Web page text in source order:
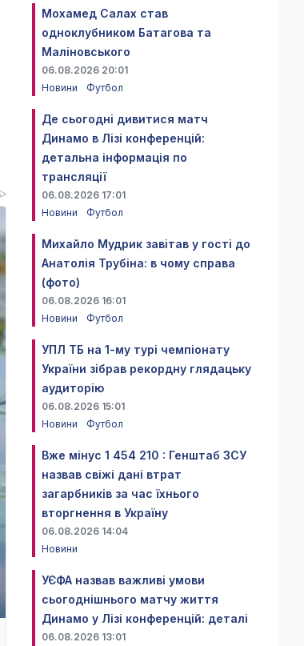
Мохамед Салах став
одноклубником Батагова та
Маліновського
06.08.2026 20:01
Новини
Футбол
Де сьогодні дивитися матч
Динамо в Лізі конференцій:
детальна інформація по
трансляції
06.08.2026 17:01
Новини
Футбол
Михайло Мудрик завітав у гості до
Анатолія Трубіна: в чому справа
(фото)
06.08.2026 16:01
Новини
Футбол
УПЛ ТБ на 1-му турі чемпіонату
України зібрав рекордну глядацьку
аудиторію
06.08.2026 15:01
Новини
Футбол
Вже мінус 1 454 210 : Генштаб ЗСУ
назвав свіжі дані втрат
загарбників за час їхнього
вторгнення в Україну
06.08.2026 14:04
Новини
УЄФА назвав важливі умови
сьогоднішнього матчу життя
Динамо у Лізі конференцій: деталі
06.08.2026 13:01